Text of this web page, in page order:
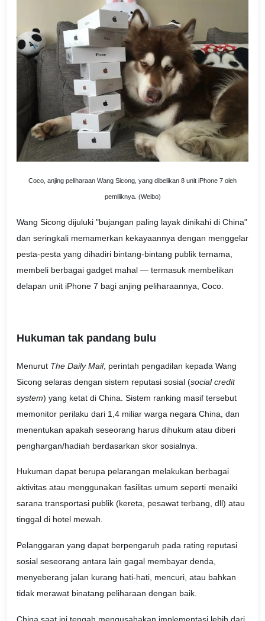
Coco, anjing peliharaan Wang Sicong, yang dibelikan 8 unit iPhone 7 oleh
pemiliknya. (Weibo)
Wang Sicong dijuluki "bujangan paling layak dinikahi di China"
dan seringkali memamerkan kekayaannya dengan menggelar
pesta-pesta yang dihadiri bintang-bintang publik ternama,
membeli berbagai gadget mahal — termasuk membelikan
delapan unit iPhone 7 bagi anjing peliharaannya, Coco.
Hukuman tak pandang bulu
Menurut The Daily Mail, perintah pengadilan kepada Wang
Sicong selaras dengan sistem reputasi sosial (social credit
system) yang ketat di China. Sistem ranking masif tersebut
memonitor perilaku dari 1,4 miliar warga negara China, dan
menentukan apakah seseorang harus dihukum atau diberi
penghargan/hadiah berdasarkan skor sosialnya.
Hukuman dapat berupa pelarangan melakukan berbagai
aktivitas atau menggunakan fasilitas umum seperti menaiki
sarana transportasi publik (kereta, pesawat terbang, dll) atau
tinggal di hotel mewah.
Pelanggaran yang dapat berpengaruh pada rating reputasi
sosial seseorang antara lain gagal membayar denda,
menyeberang jalan kurang hati-hati, mencuri, atau bahkan
tidak merawat binatang peliharaan dengan baik.